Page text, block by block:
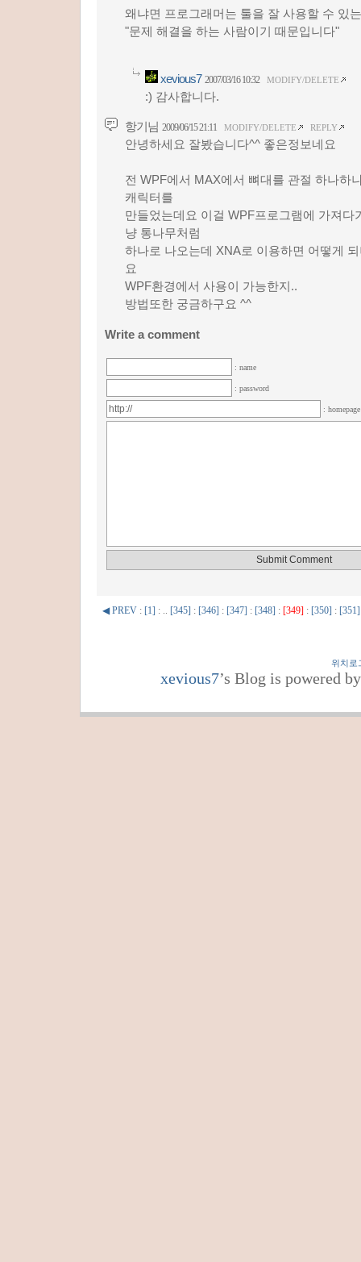
왜냐면 프로그래머는 툴을 잘 사용할 수 있
"문제 해결을 하는 사람이기 때문입니다"
xevious7 2007/03/16 10:32 MODIFY/DELETE
:) 감사합니다.
항기님 2009/06/15 21:11 MODIFY/DELETE REPLY
안녕하세요 잘봤습니다^^ 좋은정보네요
전 WPF에서 MAX에서 뼈대를 관절 하나하
캐릭터를
만들었는데요 이걸 WPF프로그램에 가져다
냥 통나무처럼
하나로 나오는데 XNA로 이용하면 어떻게
요
WPF환경에서 사용이 가능한지..
방법또한 궁금하구요 ^^
Write a comment
: name
: password
:
◀ PREV : [1] : .. [345] : [346] : [347] : [348] : [349] : [350] : [351]
위치로
xevious7’s Blog is powered